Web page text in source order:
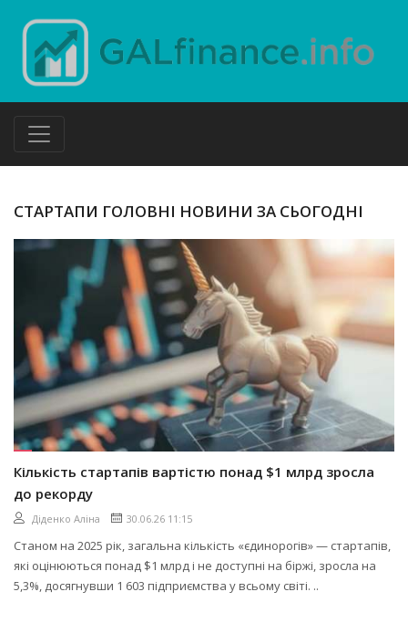
СТАРТАПИ ГОЛОВНІ НОВИНИ ЗА СЬОГОДНІ
Кількість стартапів вартістю понад $1 млрд зросла
до рекорду
Діденко Аліна 30.06.26 11:15
Станом на 2025 рік, загальна кількість «єдинорогів» — стартапів,
які оцінюються понад $1 млрд і не доступні на біржі, зросла на
5,3%, досягнувши 1 603 підприємства у всьому світі. ..